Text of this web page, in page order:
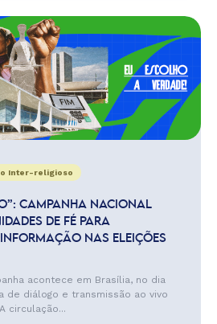
Inter-religioso
CAMPANHA NACIONAL
DE FÉ PARA
NAS ELEIÇÕES
acontece em Brasília, no dia
de diálogo e transmissão ao vivo
circulação...